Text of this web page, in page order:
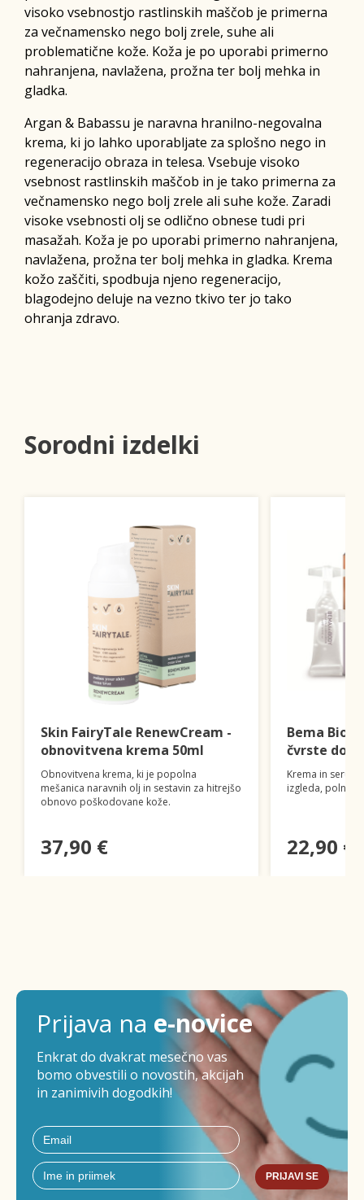
visoko vsebnostjo rastlinskih maščob je primerna
za večnamensko nego bolj zrele, suhe ali
problematične kože. Koža je po uporabi primerno
nahranjena, navlažena, prožna ter bolj mehka in
gladka.
Argan & Babassu je naravna hranilno-negovalna
krema, ki jo lahko uporabljate za splošno nego in
regeneracijo obraza in telesa. Vsebuje visoko
vsebnost rastlinskih maščob in je tako primerna za
večnamensko nego bolj zrele ali suhe kože. Zaradi
visoke vsebnosti olj se odlično obnese tudi pri
masažah. Koža je po uporabi primerno nahranjena,
navlažena, prožna ter bolj mehka in gladka. Krema
kožo zaščiti, spodbuja njeno regeneracijo,
blagodejno deluje na vezno tkivo ter jo tako
ohranja zdravo.
Sorodni izdelki
Skin FairyTale RenewCream -
obnovitvena krema 50ml
Obnovitvena krema, ki je popolna
mešanica naravnih olj in sestavin za hitrejšo
obnovo poškodovane kože.
37,90 €
Bema Bio
čvrste
Krema in
izgleda,
22,90 €
Prijava na e-novice
Enkrat do dvakrat mesečno vas
bomo obvestili o novostih, akcijah
in zanimivih dogodkih!
PRIJAVI SE